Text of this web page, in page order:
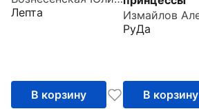
Лепта
В корзину
РуДа
В корзину